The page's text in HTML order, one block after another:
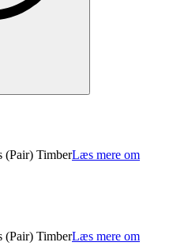
(Pair) TimberLæs mere om
(Pair) TimberLæs mere om